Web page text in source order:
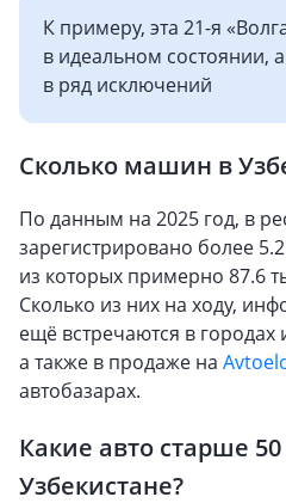
К примеру, эта 21-я
в идеальном состоянии,
в ряд исключений
Сколько машин в
По данным на 2025 год, в
зарегистрировано более
из которых примерно 87.6
Сколько из них на ходу,
ещё встречаются в городах
а также в продаже на
автобазарах.
Какие авто старше
Узбекистане?